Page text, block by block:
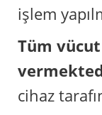
işlem
Tüm
cihaz